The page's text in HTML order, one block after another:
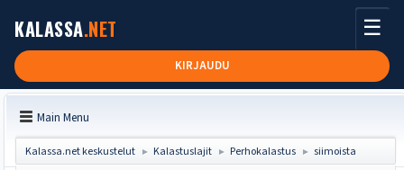
KALASSA.NET
KIRJAUDU
☰
Main Menu
Kalassa.net keskustelut ► Kalastuslajit ► Perhokalastus ► siimoista